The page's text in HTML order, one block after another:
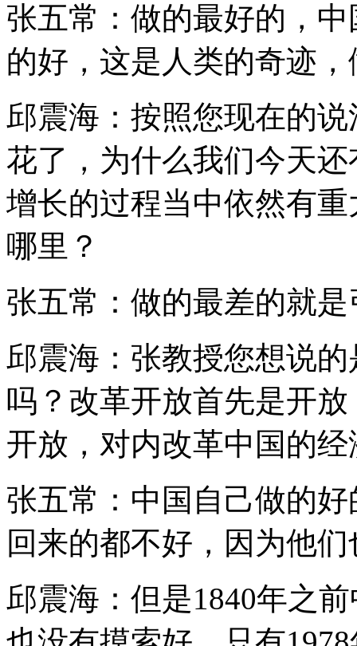
张五常：做的最好的，
的好，这是人类的奇迹
邱震海：按照您现在的
花了，为什么我们今天
增长的过程当中依然有
哪里？
张五常：做的最差的就
邱震海：张教授您想说
吗？改革开放首先是开
开放，对内改革中国的
张五常：中国自己做的
回来的都不好，因为他
邱震海：但是1840年之